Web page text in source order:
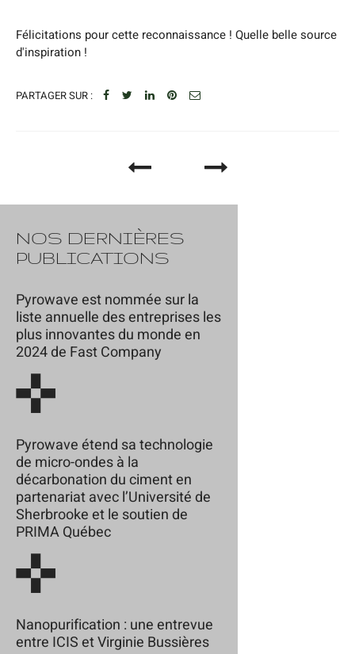
Félicitations pour cette reconnaissance ! Quelle belle source
d'inspiration !
PARTAGER SUR :
NOS DERNIÈRES
PUBLICATIONS
Pyrowave est nommée sur la
liste annuelle des entreprises les
plus innovantes du monde en
2024 de Fast Company
Pyrowave étend sa technologie
de micro-ondes à la
décarbonation du ciment en
partenariat avec l’Université de
Sherbrooke et le soutien de
PRIMA Québec
Nanopurification : une entrevue
entre ICIS et Virginie Bussières